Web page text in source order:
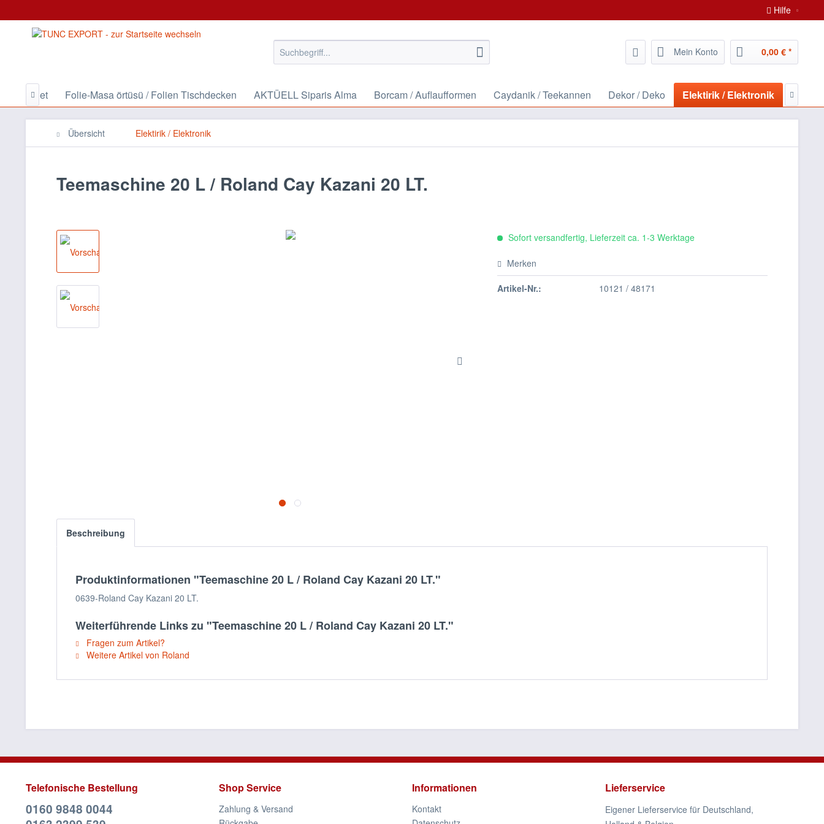
Hilfe
Mein Konto 0,00 € *
Set Folie-Masa örtüsü / Folien Tischdecken AKTÜELL Siparis Alma Borcam / Auflaufformen Caydanik / Teekannen Dekor / Deko Elektirik / Elektronik Ev
 
Übersicht Elektirik / Elektronik
Teemaschine 20 L / Roland Cay Kazani 20 LT.
Sofort versandfertig, Lieferzeit ca. 1-3 Werktage
Merken
Artikel-Nr.: 10121 / 48171
Beschreibung
Produktinformationen "Teemaschine 20 L / Roland Cay Kazani 20 LT."
0639-Roland Cay Kazani 20 LT.
Weiterführende Links zu "Teemaschine 20 L / Roland Cay Kazani 20 LT."
Fragen zum Artikel?
Weitere Artikel von Roland
Telefonische Bestellung
0160 9848 0044
Shop Service
Zahlung & Versand
Informationen
Kontakt
Lieferservice
Eigener Lieferservice für Deutschland,